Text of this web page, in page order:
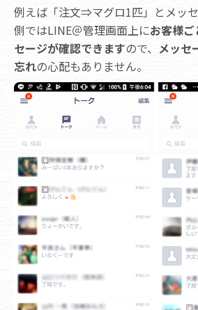
例えば「注文⇒マグロ1匹」とメッ
側ではLINE＠管理画面上にお客様
セージが確認できますので、 メッセ
忘れの心配もありません。